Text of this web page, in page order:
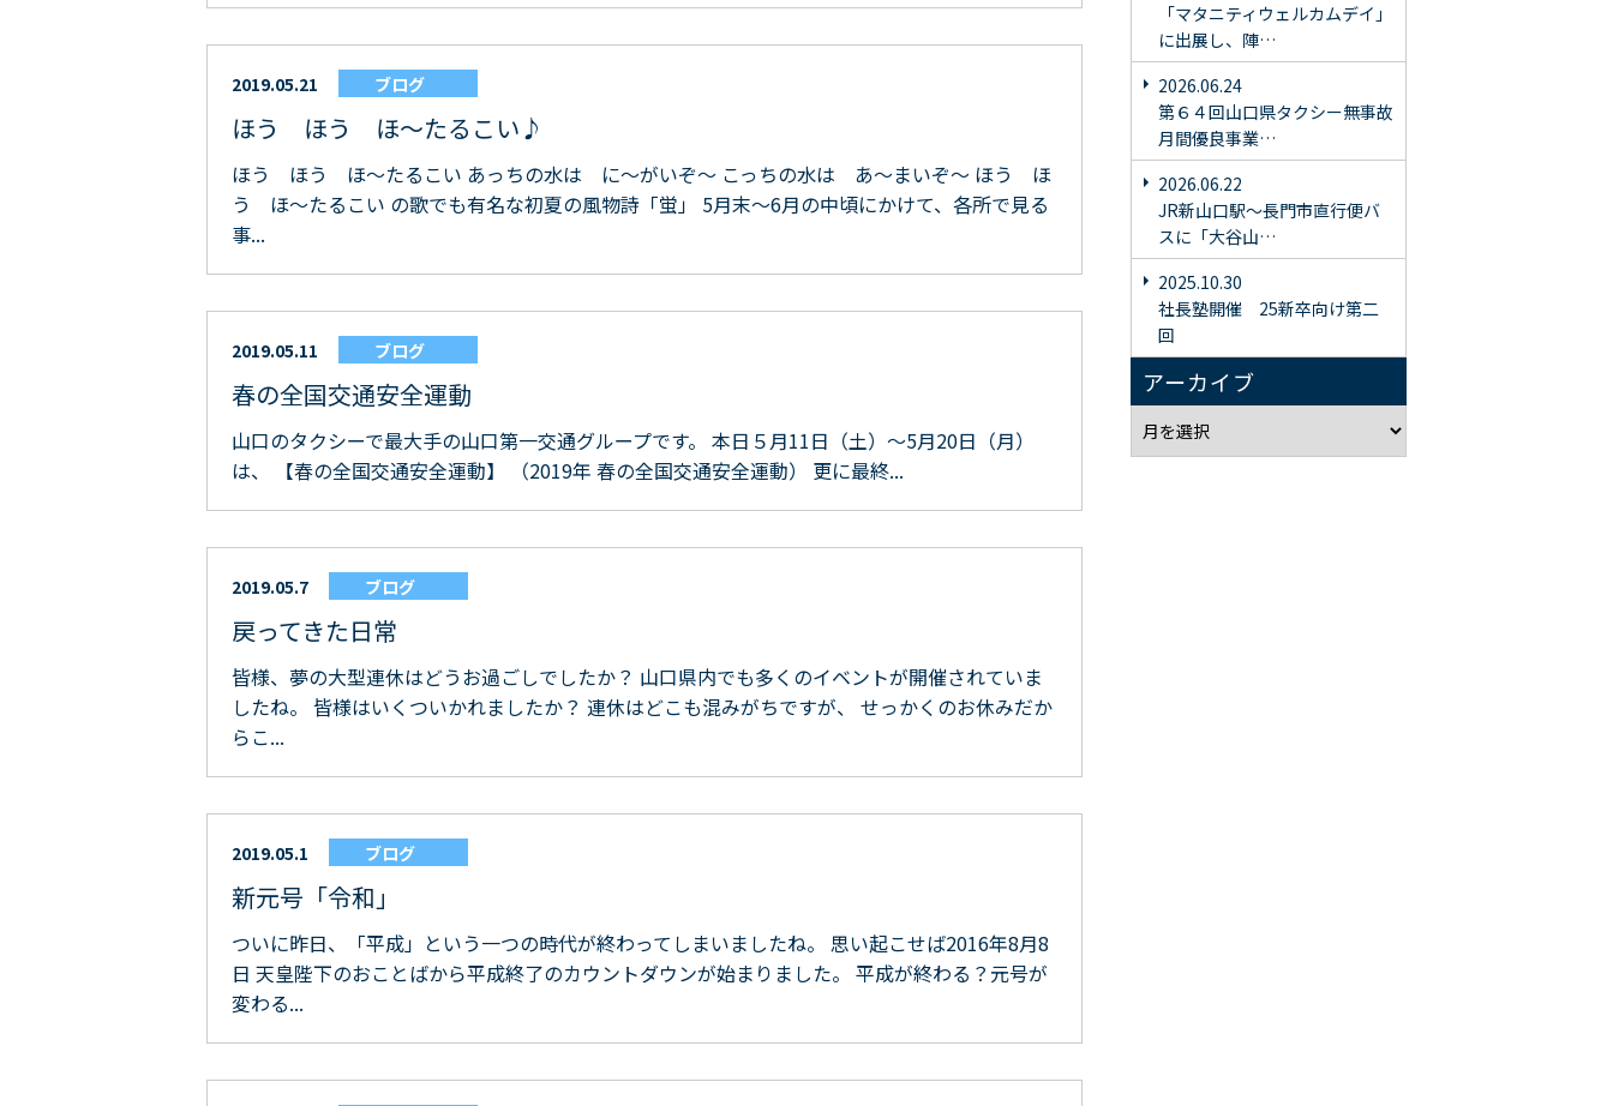
2019.05.21 ブログ
ほう ほう ほ～たるこい♪
ほう ほう ほ～たるこい あっちの水は に～がいぞ～ こっちの水は あ～まいぞ～ ほう ほ
う ほ～たるこい の歌でも有名な初夏の風物詩「蛍」 5月末～6月の中頃にかけて、各所で見る
事...
2019.05.11 ブログ
春の全国交通安全運動
山口のタクシーで最大手の山口第一交通グループです。 本日５月11日（土）～5月20日（月）
は、 【春の全国交通安全運動】 （2019年 春の全国交通安全運動） 更に最終...
2019.05.7 ブログ
戻ってきた日常
皆様、夢の大型連休はどうお過ごしでしたか？ 山口県内でも多くのイベントが開催されていま
したね。 皆様はいくついかれましたか？ 連休はどこも混みがちですが、 せっかくのお休みだか
らこ...
2019.05.1 ブログ
新元号「令和」
ついに昨日、「平成」という一つの時代が終わってしまいましたね。 思い起こせば2016年8月8
日 天皇陛下のおことばから平成終了のカウントダウンが始まりました。 平成が終わる？元号が
変わる...
「マタニティウェルカムデイ」
に出展し、陣…
2026.06.24
第６４回山口県タクシー無事故
月間優良事業…
2026.06.22
JR新山口駅〜長門市直行便バ
スに「大谷山…
2025.10.30
社長塾開催 25新卒向け第二
回
アーカイブ